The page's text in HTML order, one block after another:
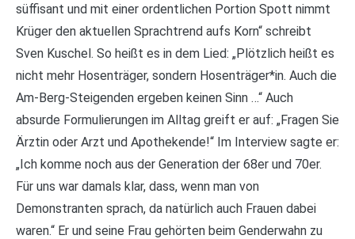
süffisant und mit einer ordentlichen Portion Spott nimmt
Krüger den aktuellen Sprachtrend aufs Korn“ schreibt
Sven Kuschel. So heißt es in dem Lied: „Plötzlich heißt es
nicht mehr Hosenträger, sondern Hosenträger*in. Auch die
Am-Berg-Steigenden ergeben keinen Sinn …“ Auch
absurde Formulierungen im Alltag greift er auf: „Fragen Sie
Ärztin oder Arzt und Apothekende!“ Im Interview sagte er:
„Ich komme noch aus der Generation der 68er und 70er.
Für uns war damals klar, dass, wenn man von
Demonstranten sprach, da natürlich auch Frauen dabei
waren.“ Er und seine Frau gehörten beim Genderwahn zu